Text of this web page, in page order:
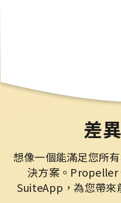
差
想像一個能滿足您所
決方案。Propeller
SuiteApp，為您帶來